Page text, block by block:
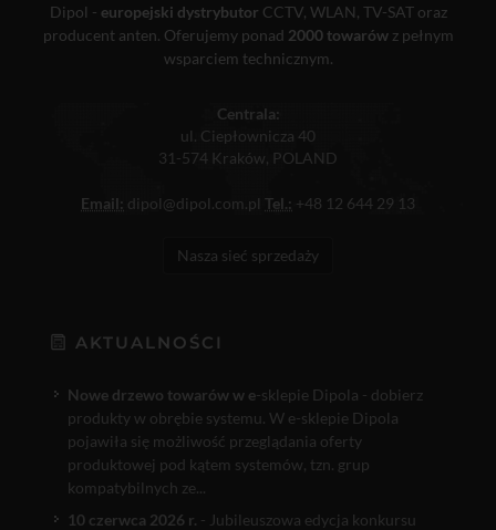
Dipol - europejski dystrybutor CCTV, WLAN, TV-SAT oraz
producent anten. Oferujemy ponad 2000 towarówz pełnym
wsparciem technicznym.
Centrala:
ul. Ciepłownicza 40
31-574 Kraków, POLAND
Email: dipol@dipol.com.pl Tel.: +48 12 644 29 13
Nasza sieć sprzedaży
AKTUALNOŚCI
Nowe drzewo towarów w e-sklepie Dipola - dobierz
produkty w obrębie systemu. W e-sklepie Dipola
pojawiła się możliwość przeglądania oferty
produktowej pod kątem systemów, tzn. grup
kompatybilnych ze...
10 czerwca 2026 r. - Jubileuszowa edycja konkursu